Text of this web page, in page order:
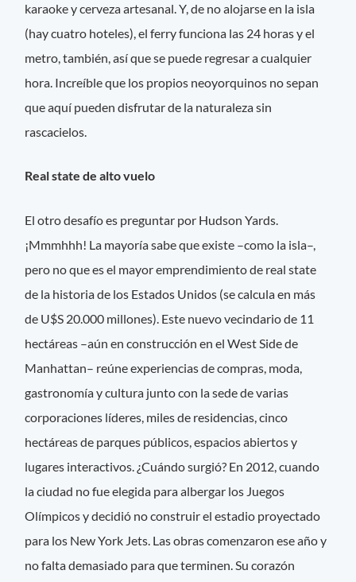
karaoke y cerveza artesanal. Y, de no alojarse en la isla
(hay cuatro hoteles), el ferry funciona las 24 horas y el
metro, también, así que se puede regresar a cualquier
hora. Increíble que los propios neoyorquinos no sepan
que aquí pueden disfrutar de la naturaleza sin
rascacielos.
Real state de alto vuelo
El otro desafío es preguntar por Hudson Yards.
¡Mmmhhh! La mayoría sabe que existe –como la isla–,
pero no que es el mayor emprendimiento de real state
de la historia de los Estados Unidos (se calcula en más
de U$S 20.000 millones). Este nuevo vecindario de 11
hectáreas –aún en construcción en el West Side de
Manhattan– reúne experiencias de compras, moda,
gastronomía y cultura junto con la sede de varias
corporaciones líderes, miles de residencias, cinco
hectáreas de parques públicos, espacios abiertos y
lugares interactivos. ¿Cuándo surgió? En 2012, cuando
la ciudad no fue elegida para albergar los Juegos
Olímpicos y decidió no construir el estadio proyectado
para los New York Jets. Las obras comenzaron ese año y
no falta demasiado para que terminen. Su corazón